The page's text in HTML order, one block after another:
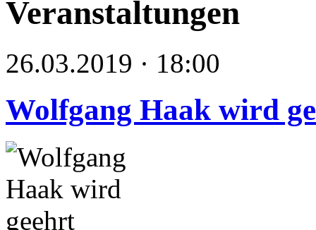
Veranstaltungen
26.03.2019 · 18:00
Wolfgang Haak wird